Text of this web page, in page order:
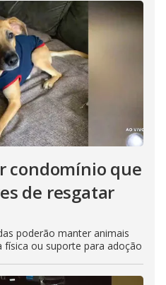
condomínio que
de resgatar
poderão manter animais
física ou suporte para adoção